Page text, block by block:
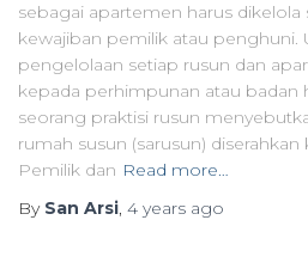
sebagai apartemen harus dikelola
kewajiban pemilik atau penghuni.
pengelolaan setiap rusun dan
kepada perhimpunan atau badan
seorang praktisi rusun
rumah susun (sarusun)
Pemilik dan Read more…
By San Arsi, 4 years ago